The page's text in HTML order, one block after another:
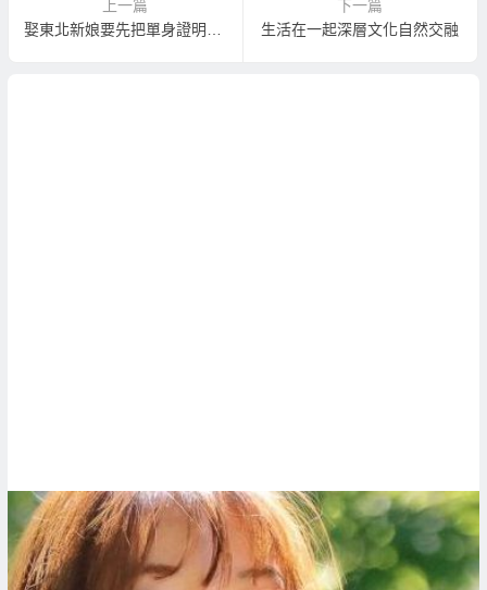
上一篇
下一篇
生活在一起深層文化自然交融